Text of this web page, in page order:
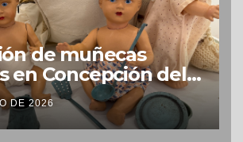
de muñecas
en Concepción del
DE 2026